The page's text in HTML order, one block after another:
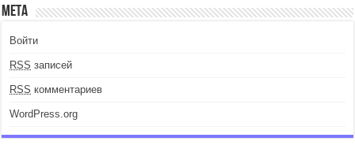
Мета
Войти
RSS записей
RSS комментариев
WordPress.org